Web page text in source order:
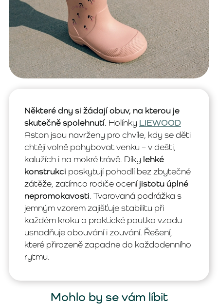
Některé dny si žádají obuv, na kterou je
skutečně spolehnutí. Holínky LIEWOOD
Aston jsou navrženy pro chvíle, kdy se děti
chtějí volně pohybovat venku – v dešti,
kalužích i na mokré trávě. Díky lehké
konstrukci poskytují pohodlí bez zbytečné
zátěže, zatímco rodiče oceníjistotu úplné
nepromokavosti. Tvarovaná podrážka s
jemným vzorem zajišťuje stabilitu při
každém kroku a praktické poutko vzadu
usnadňuje obouvání i zouvání. Řešení,
které přirozeně zapadne do každodenního
rytmu.
Mohlo by se vám líbit